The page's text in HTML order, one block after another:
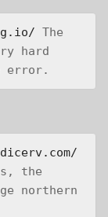
The
hard
error.
the
northern